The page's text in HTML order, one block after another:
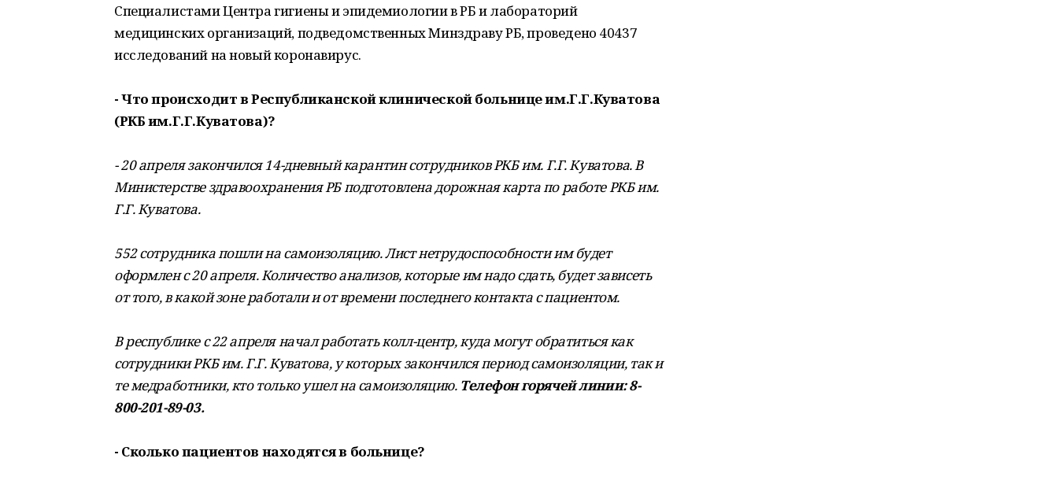
Специалистами Центра гигиены и эпидемиологии в РБ и лабораторий
медицинских организаций, подведомственных Минздраву РБ, проведено 40437
исследований на новый коронавирус.
- Что происходит в Республиканской клинической больнице им.Г.Г.Куватова
(РКБ им.Г.Г.Куватова)?
- 20 апреля закончился 14-дневный карантин сотрудников РКБ им. Г.Г. Куватова. В
Министерстве здравоохранения РБ подготовлена дорожная карта по работе РКБ им.
Г.Г. Куватова.
552 сотрудника пошли на самоизоляцию. Лист нетрудоспособности им будет
оформлен с 20 апреля. Количество анализов, которые им надо сдать, будет зависеть
от того, в какой зоне работали и от времени последнего контакта с пациентом.
В республике с 22 апреля начал работать колл-центр, куда могут обратиться как
сотрудники РКБ им. Г.Г. Куватова, у которых закончился период самоизоляции, так и
те медработники, кто только ушел на самоизоляцию. Телефон горячей линии: 8-
800-201-89-03.
- Сколько пациентов находятся в больнице?